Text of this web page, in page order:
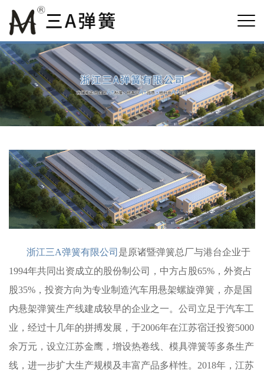
浙江三A弹簧有限公司 是原诸暨弹簧总厂与港台企业于
1994年共同出资成立的股份制公司，中方占股65%，外资占
股35%，投资方向为专业制造汽车用悬架螺旋弹簧，亦是国
内悬架弹簧生产线建成较早的企业之一。公司立足于汽车工
业，经过十几年的拼搏发展，于2006年在江苏宿迁投资5000
余万元，设立江苏金鹰，增设热卷线、模具弹簧等多条生产
线，进一步扩大生产规模及丰富产品多样性。2018年，江苏